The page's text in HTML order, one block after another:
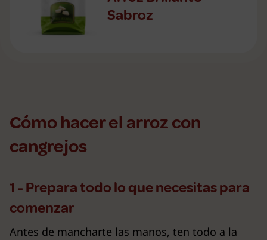
Sabroz
Cómo hacer el arroz con
cangrejos
1 - Prepara todo lo que necesitas para
comenzar
Antes de mancharte las manos, ten todo a la